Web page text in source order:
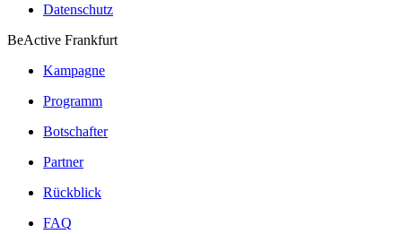
Datenschutz
BeActive Frankfurt
Kampagne
Programm
Botschafter
Partner
Rückblick
FAQ